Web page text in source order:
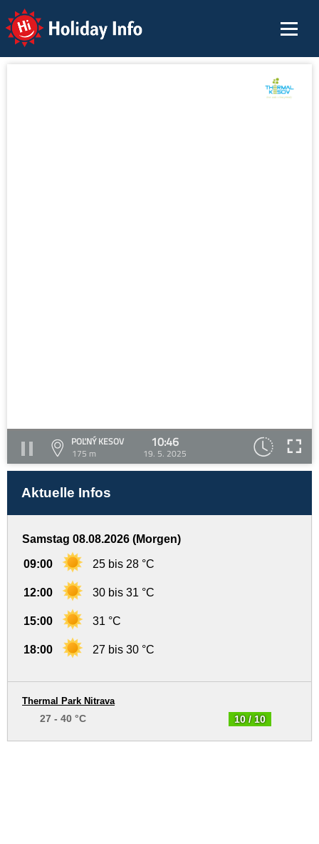
Holiday Info
POĽNÝ KESOV
175 m
10:46
19. 5. 2025
Aktuelle Infos
Samstag 08.08.2026 (Morgen)
09:00 25 bis 28 °C
12:00 30 bis 31 °C
15:00 31 °C
18:00 27 bis 30 °C
10 / 10
Thermal Park Nitrava
27 - 40 °C